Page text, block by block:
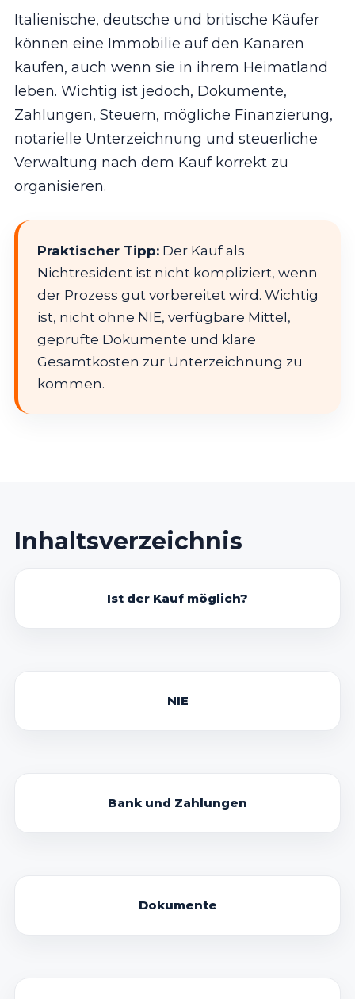
Italienische, deutsche und britische Käufer
können eine Immobilie auf den Kanaren
kaufen, auch wenn sie in ihrem Heimatland
leben. Wichtig ist jedoch, Dokumente,
Zahlungen, Steuern, mögliche Finanzierung,
notarielle Unterzeichnung und steuerliche
Verwaltung nach dem Kauf korrekt zu
organisieren.
Praktischer Tipp:Der Kauf als
Nichtresident ist nicht kompliziert, wenn
der Prozess gut vorbereitet wird. Wichtig
ist, nicht ohne NIE, verfügbare Mittel,
geprüfte Dokumente und klare
Gesamtkosten zur Unterzeichnung zu
kommen.
Inhaltsverzeichnis
Ist der Kauf möglich?
NIE
Bank und Zahlungen
Dokumente